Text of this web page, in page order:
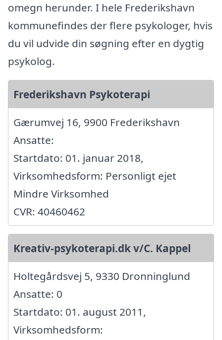
omegn herunder. I hele Frederikshavn
kommunefindes der flere psykologer, hvis
du vil udvide din søgning efter en dygtig
psykolog.
Frederikshavn Psykoterapi
Gærumvej 16, 9900 Frederikshavn
Ansatte:
Startdato: 01. januar 2018,
Virksomhedsform: Personligt ejet
Mindre Virksomhed
CVR: 40460462
Kreativ-psykoterapi.dk v/C. Kappel
Holtegårdsvej 5, 9330 Dronninglund
Ansatte: 0
Startdato: 01. august 2011,
Virksomhedsform: